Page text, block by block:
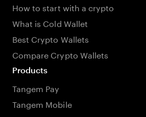
How to start with a crypto
What is Cold Wallet
Best Crypto Wallets
Compare Crypto Wallets
Products
Tangem Pay
Tangem Mobile